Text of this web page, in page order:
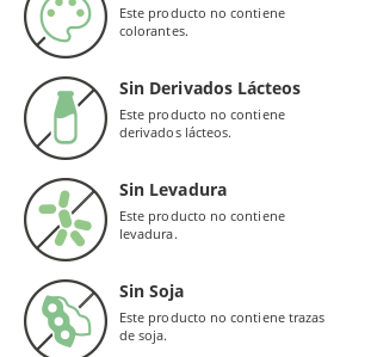
Este producto no contiene
colorantes.
Sin Derivados Lácteos
Este producto no contiene
derivados lácteos.
Sin Levadura
Este producto no contiene
levadura.
Sin Soja
Este producto no contiene trazas
de soja.